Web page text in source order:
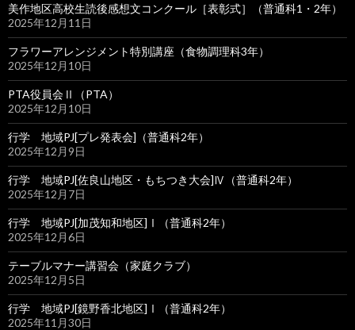
美作地区高校生読後感想文コンクール［表彰式］（普通科1・2年）
2025年12月11日
フラワーアレンジメント特別講座（食物調理科3年）
2025年12月10日
PTA役員会Ⅱ（PTA）
2025年12月10日
行学 地域PJ[プレ発表会]（普通科2年）
2025年12月9日
行学 地域PJ[佐良山地区・もちつき大会]Ⅳ（普通科2年）
2025年12月7日
行学 地域PJ[加茂知和地区]Ⅰ（普通科2年）
2025年12月6日
テーブルマナー講習会（家庭クラブ）
2025年12月5日
行学 地域PJ[鏡野香北地区]Ⅰ（普通科2年）
2025年11月30日